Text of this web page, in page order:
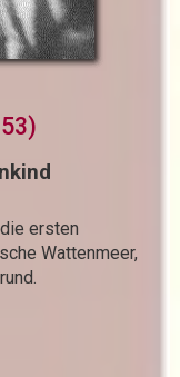
ersten
Wattenmeer,